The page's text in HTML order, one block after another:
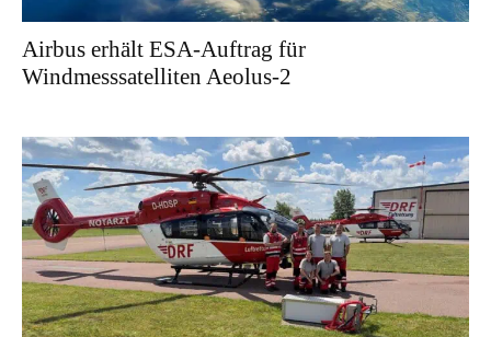
Airbus erhält ESA-Auftrag für
Windmesssatelliten Aeolus-2